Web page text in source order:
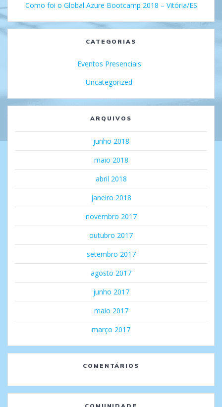
Como foi o Global Azure Bootcamp 2018 – Vitória/ES
CATEGORIAS
Eventos Presenciais
Uncategorized
ARQUIVOS
junho 2018
maio 2018
abril 2018
janeiro 2018
novembro 2017
outubro 2017
setembro 2017
agosto 2017
junho 2017
maio 2017
março 2017
COMENTÁRIOS